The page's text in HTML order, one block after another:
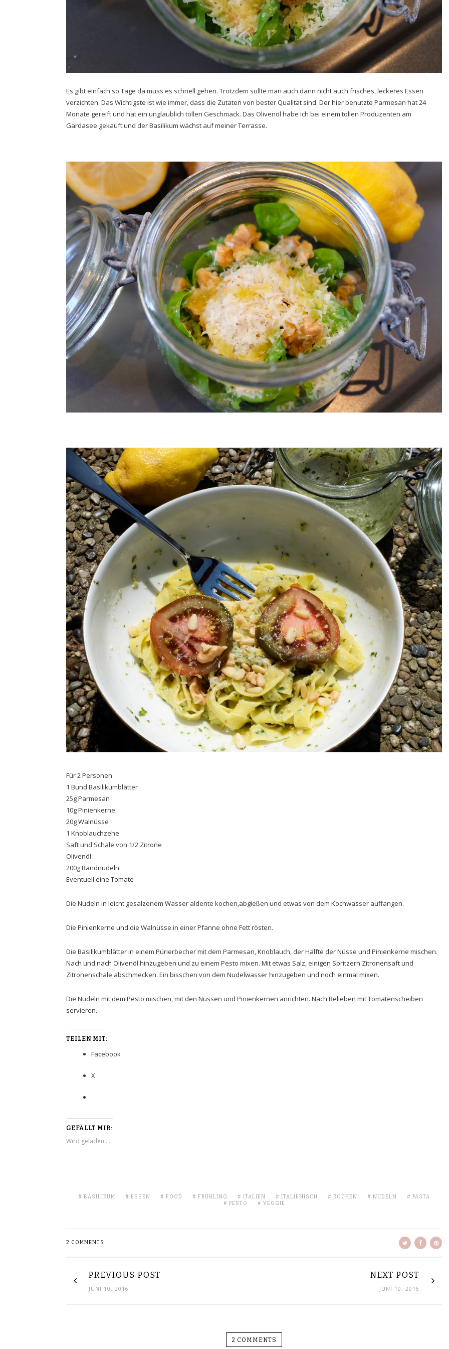
Es gibt einfach so Tage da muss es schnell gehen. Trotzdem sollte man auch dann nicht auch frisches, leckeres Essen
verzichten. Das Wichtigste ist wie immer, dass die Zutaten von bester Qualität sind. Der hier benutzte Parmesan hat 24
Monate gereift und hat ein unglaublich tollen Geschmack. Das Olivenöl habe ich bei einem tollen Produzenten am
Gardasee gekauft und der Basilikum wächst auf meiner Terrasse.
Für 2 Personen:
1 Bund Basilikumblätter
25g Parmesan
10g Pinienkerne
20g Walnüsse
1 Knoblauchzehe
Saft und Schale von 1/2 Zitrone
Olivenöl
200g Bandnudeln
Eventuell eine Tomate
Die Nudeln in leicht gesalzenem Wasser aldente kochen,abgießen und etwas von dem Kochwasser auffangen.
Die Pinienkerne und die Walnüsse in einer Pfanne ohne Fett rösten.
Die Basilikumblätter in einem Pürierbecher mit dem Parmesan, Knoblauch, der Hälfte der Nüsse und Pinienkerne mischen.
Nach und nach Olivenöl hinzugeben und zu einem Pesto mixen. Mit etwas Salz, einigen Spritzern Zitronensaft und
Zitronenschale abschmecken. Ein bisschen von dem Nudelwasser hinzugeben und noch einmal mixen.
Die Nudeln mit dem Pesto mischen, mit den Nüssen und Pinienkernen anrichten. Nach Belieben mit Tomatenscheiben
servieren.
TEILEN MIT:
Facebook
X
GEFÄLLT MIR:
Wird geladen …
BASILIKUM ESSEN FOOD FRÜHLING ITALIEN ITALIENISCH KOCHEN NUDELN
PASTA
PESTO
VEGGIE
2 COMMENTS
PREVIOUS POST
JUNI 10, 2016
NEXT POST
JUNI 10, 2016
2 COMMENTS